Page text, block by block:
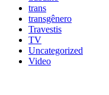
trans
transgênero
Travestis
TV
Uncategorized
Video